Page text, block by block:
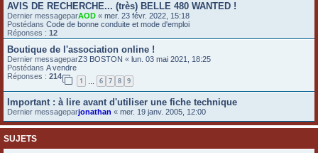
AVIS DE RECHERCHE... (très) BELLE 480 WANTED !
Dernier messageparAOD « mer. 23 févr. 2022, 15:18
Postédans Code de bonne conduite et mode d'emploi
Réponses : 12
Boutique de l'association online !
Dernier messageparZ3 BOSTON « lun. 03 mai 2021, 18:25
Postédans A vendre
Réponses : 214
1 … 6 7 8 9
Important : à lire avant d'utiliser une fiche technique
Dernier messageparjonathan « mer. 19 janv. 2005, 12:00
SUJETS